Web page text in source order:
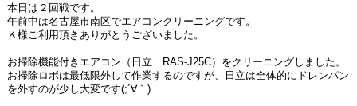
本日は２回戦です。
午前中は名古屋市南区でエアコンクリーニングです。
Ｋ様ご利用頂きありがとうございました。
お掃除機能付きエアコン（日立 RAS-J25C）をクリーニングしました。
お掃除ロボは最低限外して作業するのですが、日立は全体的にドレンパン
を外すのが少し大変です(;´∀｀)